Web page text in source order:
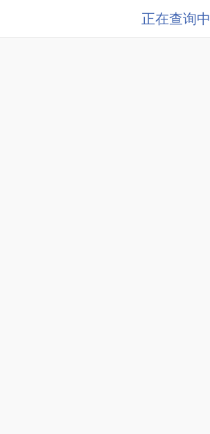
正在查询中